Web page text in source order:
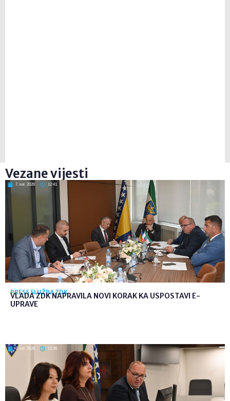
Vezane vijesti
7. kol. 2026 12:41
PRESS SLUŽBA ZDK
VLADA ZDK NAPRAVILA NOVI KORAK KA USPOSTAVI E-
UPRAVE
7. kol. 2026 12:36